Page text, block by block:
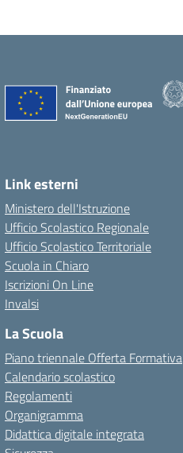
Link esterni
Ministero dell'Istruzione
Ufficio Scolastico Regionale
Ufficio Scolastico Territoriale
Scuola in Chiaro
Iscrizioni On Line
Invalsi
La Scuola
Piano triennale Offerta Formativa
Calendario scolastico
Regolamenti
Organigramma
Didattica digitale integrata